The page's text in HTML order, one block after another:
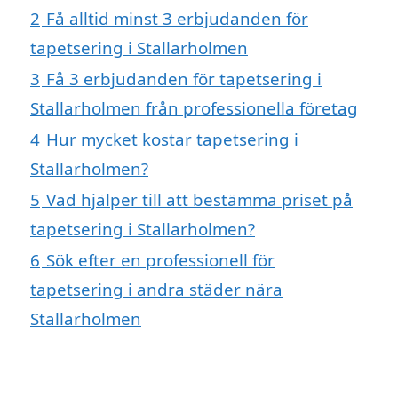
2 Få alltid minst 3 erbjudanden för
tapetsering i Stallarholmen
3 Få 3 erbjudanden för tapetsering i
Stallarholmen från professionella företag
4 Hur mycket kostar tapetsering i
Stallarholmen?
5 Vad hjälper till att bestämma priset på
tapetsering i Stallarholmen?
6 Sök efter en professionell för
tapetsering i andra städer nära
Stallarholmen